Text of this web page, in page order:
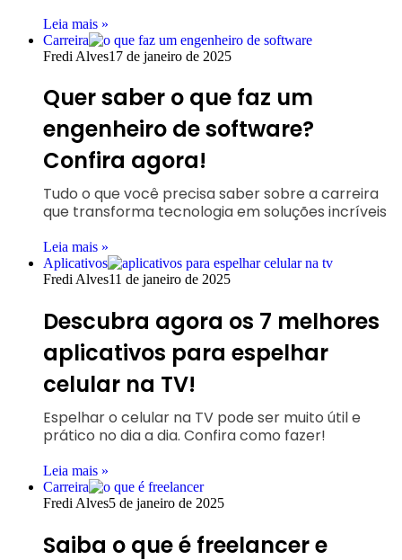
Leia mais »
Carreira
Fredi Alves17 de janeiro de 2025
Quer saber o que faz um
engenheiro de software?
Confira agora!
Tudo o que você precisa saber sobre a carreira
que transforma tecnologia em soluções incríveis
Leia mais »
Aplicativos
Fredi Alves11 de janeiro de 2025
Descubra agora os 7 melhores
aplicativos para espelhar
celular na TV!
Espelhar o celular na TV pode ser muito útil e
prático no dia a dia. Confira como fazer!
Leia mais »
Carreira
Fredi Alves5 de janeiro de 2025
Saiba o que é freelancer e